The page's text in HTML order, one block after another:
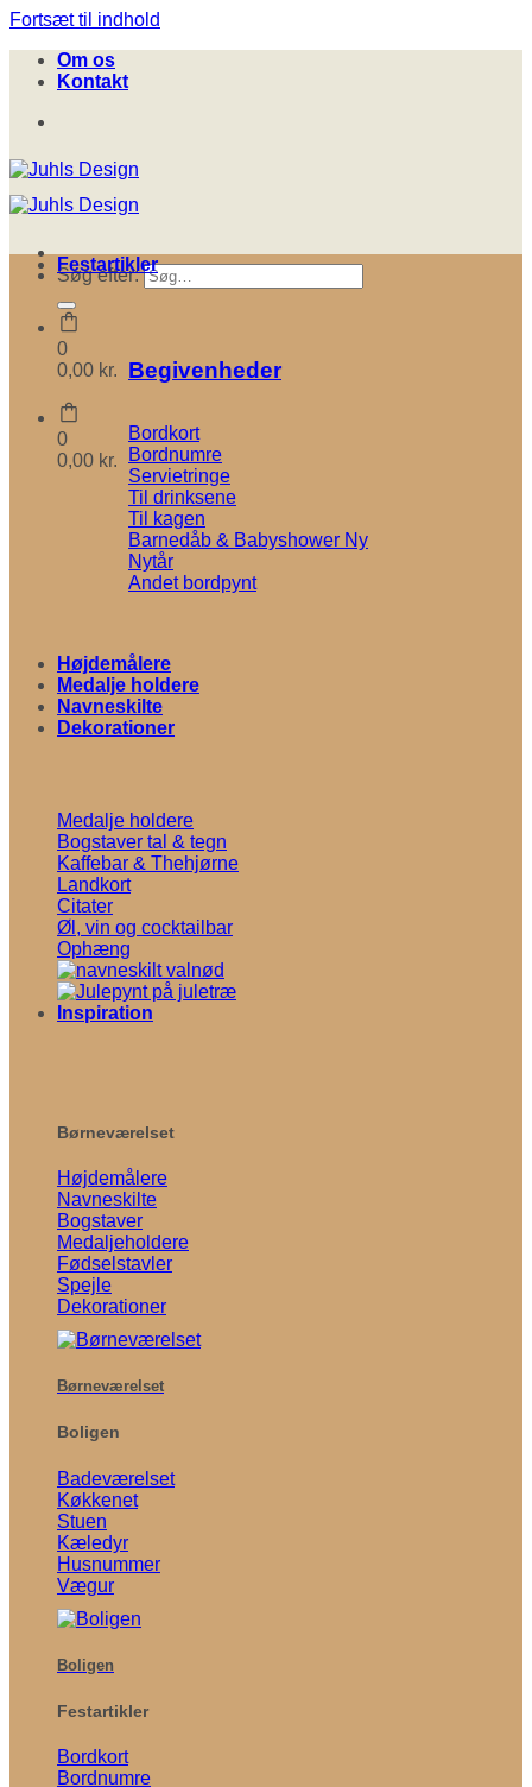
Fortsæt til indhold
Om os
Kontakt
Søg efter:
0
0,00 kr.
0
0,00 kr.
Festartikler
Begivenheder
Bordkort
Bordnumre
Servietringe
Til drinksene
Til kagen
Barnedåb & Babyshower
Nytår
Andet bordpynt
Højdemålere
Medalje holdere
Navneskilte
Dekorationer
Medalje holdere
Bogstaver tal & tegn
Kaffebar & Thehjørne
Landkort
Citater
Øl, vin og cocktailbar
Ophæng
Inspiration
Børneværelset
Højdemålere
Navneskilte
Bogstaver
Medaljeholdere
Fødselstavler
Spejle
Dekorationer
Børneværelset
Boligen
Badeværelset
Køkkenet
Stuen
Kæledyr
Husnummer
Vægur
Boligen
Festartikler
Bordkort
Bordnumre